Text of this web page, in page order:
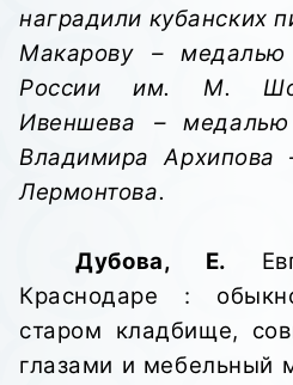
наградили кубанских
Макарову – медалью
России им. М.
Ивеншева –
Владимира
Лермонтова.
Дубова, Е.
Краснодаре :
старом кладбище,
глазами и мебельный